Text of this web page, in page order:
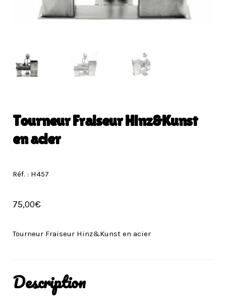
Tourneur Fraiseur Hinz&Kunst
en acier
Réf. : H457
75,00€
Tourneur Fraiseur Hinz&Kunst en acier
Description